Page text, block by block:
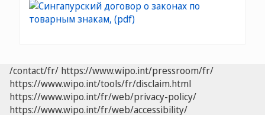
/contact/fr/ https://www.wipo.int/pressroom/fr/
https://www.wipo.int/tools/fr/disclaim.html
https://www.wipo.int/fr/web/privacy-policy/
https://www.wipo.int/fr/web/accessibility/